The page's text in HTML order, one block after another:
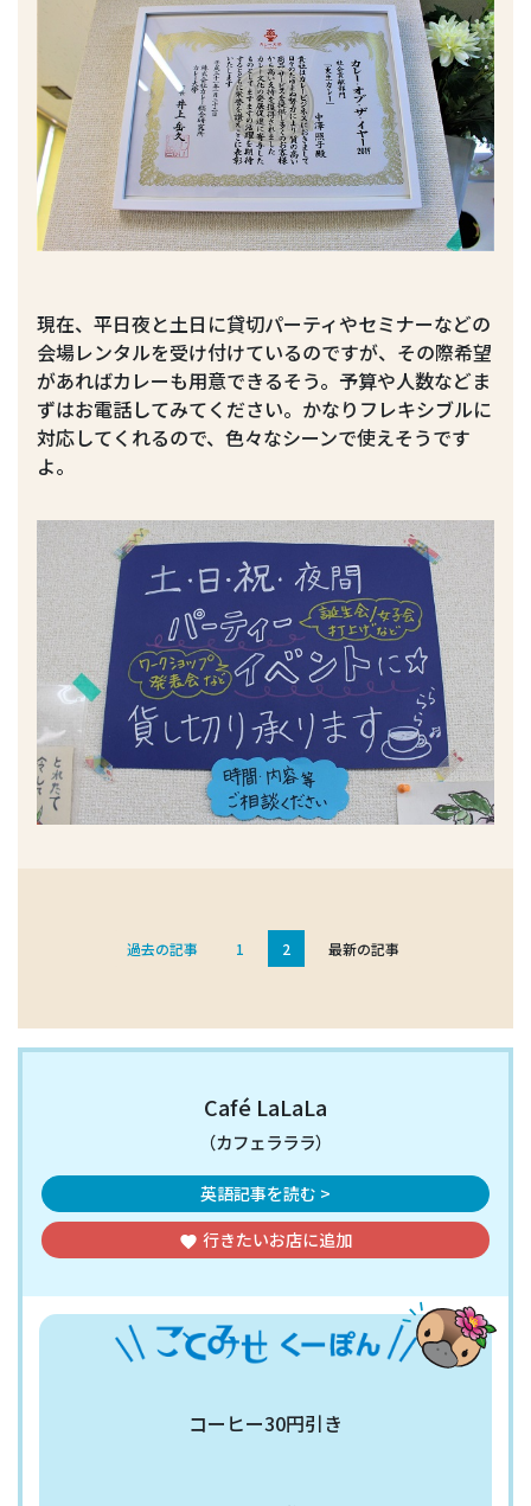
現在、平日夜と土日に貸切パーティやセミナーなどの
会場レンタルを受け付けているのですが、その際希望
があればカレーも用意できるそう。予算や人数などま
ずはお電話してみてください。かなりフレキシブルに
対応してくれるので、色々なシーンで使えそうです
よ。
過去の記事 1 2 最新の記事
Café LaLaLa
（カフェラララ）
英語記事を読む >
favorite 行きたいお店に追加
コーヒー30円引き